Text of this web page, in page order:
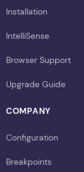
Installation
IntelliSense
Browser Support
Upgrade Guide
COMPANY
Configuration
Breakpoints